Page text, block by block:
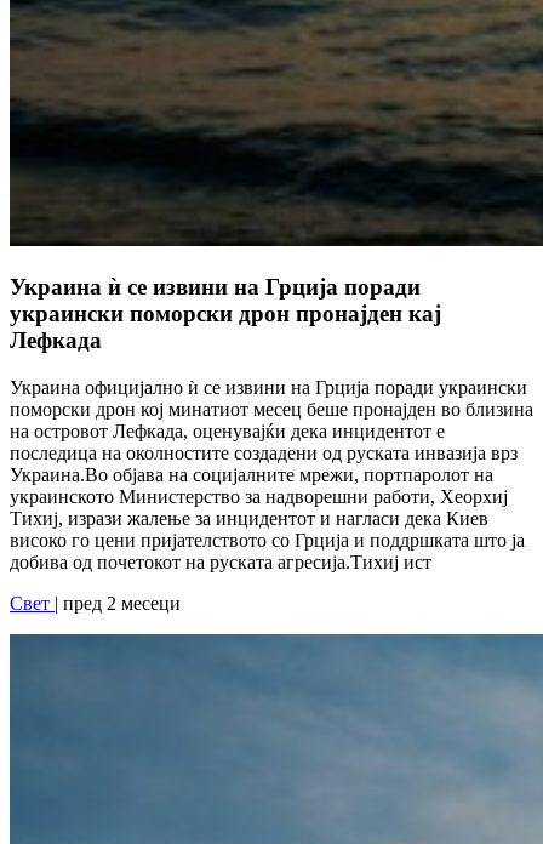
Украина ѝ се извини на Грција поради
украински поморски дрон пронајден кај
Лефкада
Украина официјално ѝ се извини на Грција поради украински
поморски дрон кој минатиот месец беше пронајден во близина
на островот Лефкада, оценувајќи дека инцидентот е
последица на околностите создадени од руската инвазија врз
Украина.Во објава на социјалните мрежи, портпаролот на
украинското Министерство за надворешни работи, Хеорхиј
Тихиј, изрази жалење за инцидентот и нагласи дека Киев
високо го цени пријателството со Грција и поддршката што ја
добива од почетокот на руската агресија.Тихиј ист
Свет | пред 2 месеци